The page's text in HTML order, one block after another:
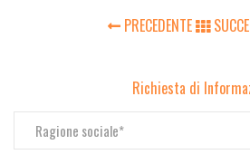
PRECEDENTE
Richiesta di